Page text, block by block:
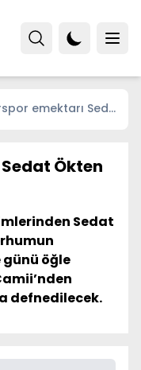
emektarı Sedat
Ökten
Sedat
günü öğle
defnedilecek.